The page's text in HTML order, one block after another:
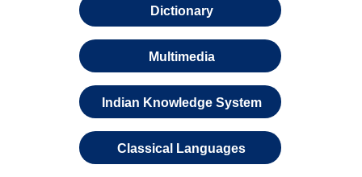
Dictionary
Multimedia
Indian Knowledge System
Classical Languages